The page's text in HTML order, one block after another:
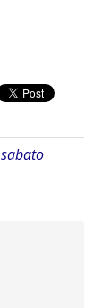
sabato